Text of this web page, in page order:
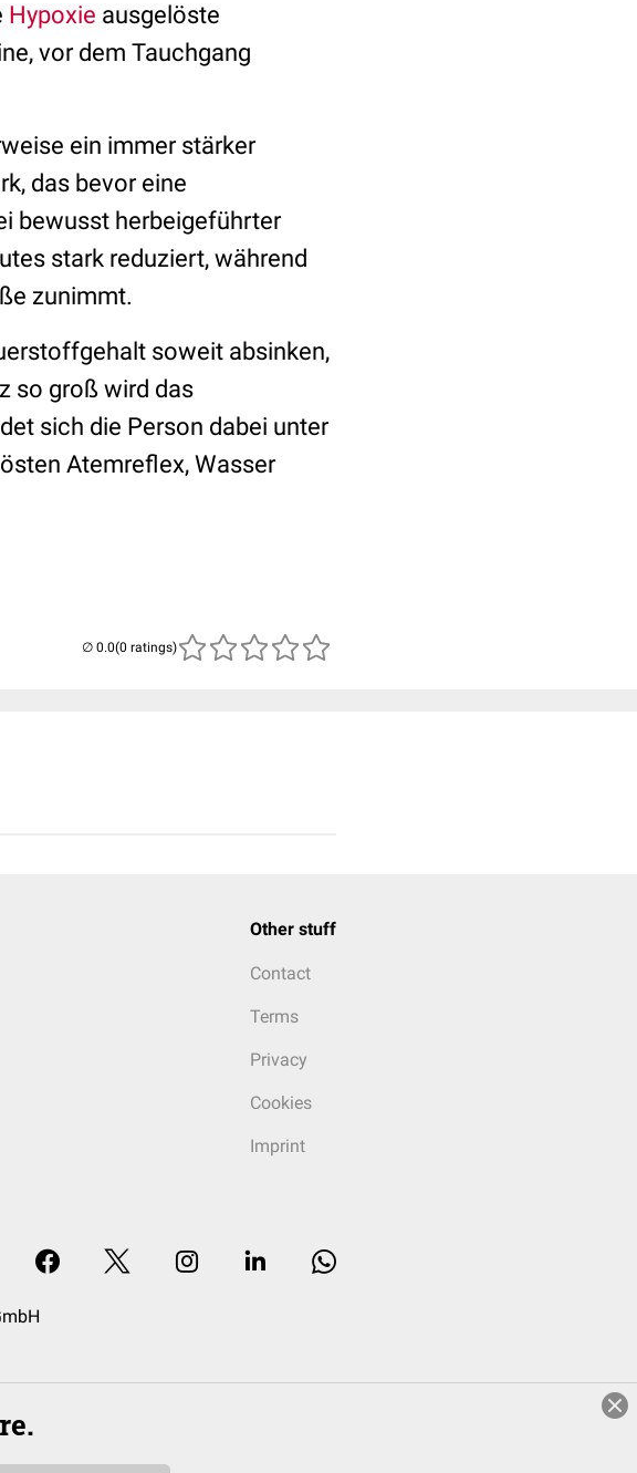
Hypoxie ausgelöste
vor dem Tauchgang
ein immer stärker
das bevor eine
bewusst herbeigeführter
stark reduziert, während
zunimmt.
soweit absinken,
so groß wird das
sich die Person dabei unter
Atemreflex, Wasser
(0 ratings)
Other stuff
Contact
Terms
Privacy
Cookies
Imprint